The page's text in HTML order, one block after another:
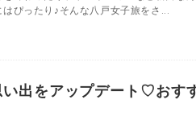
ぴったり♪そんな八戸女子旅をさ...
出をアップデート♡おす